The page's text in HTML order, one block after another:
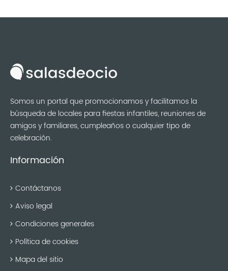
Somos un portal que promocionamos y facilitamos la
búsqueda de locales para fiestas infantiles, reuniones de
amigos y familiares, cumpleaños o cualquier tipo de
celebración.
Información
Contáctanos
Aviso legal
Condiciones generales
Política de cookies
Mapa del sitio